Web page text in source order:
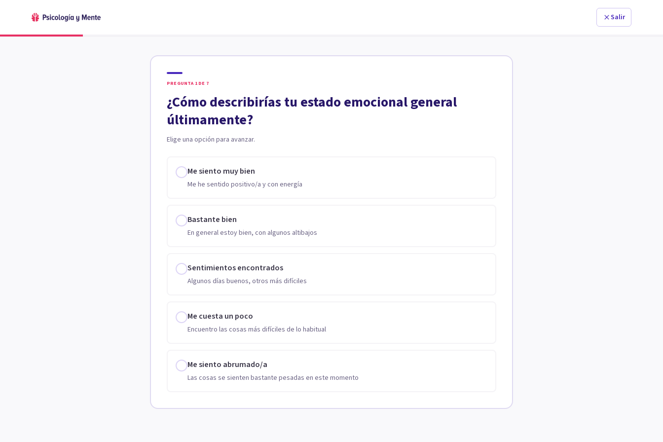
Salir
PREGUNTA 1 DE 7
¿Cómo describirías tu estado emocional general
últimamente?
Elige una opción para avanzar.
Me siento muy bien
Me he sentido positivo/a y con energía
Bastante bien
En general estoy bien, con algunos altibajos
Sentimientos encontrados
Algunos días buenos, otros más difíciles
Me cuesta un poco
Encuentro las cosas más difíciles de lo habitual
Me siento abrumado/a
Las cosas se sienten bastante pesadas en este momento